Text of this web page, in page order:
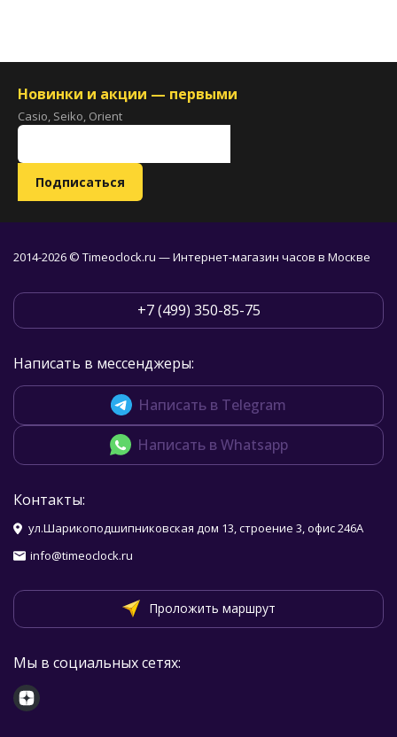
Новинки и акции — первыми
Casio, Seiko, Orient
2014-2026 © Timeoclock.ru — Интернет-магазин часов в Москве
+7 (499) 350-85-75
Написать в мессенджеры:
Написать в Telegram
Написать в Whatsapp
Контакты:
ул.Шарикоподшипниковская дом 13, строение 3, офис 246А
info@timeoclock.ru
Проложить маршрут
Мы в социальных сетях: